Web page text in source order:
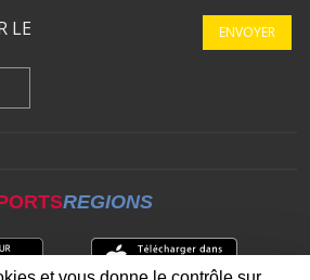
LE
ENVOYER
REGIONS